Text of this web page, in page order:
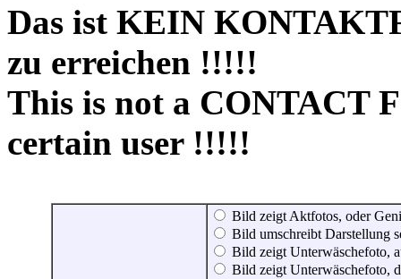
Das ist KEIN
zu erreichen !!!!!
This is not a CONTACT
certain user !!!!!
Bild zeigt Aktfotos, oder
Bild umschreibt Darstellung
Bild zeigt Unterwäschefoto,
Bild zeigt Unterwäschefoto,